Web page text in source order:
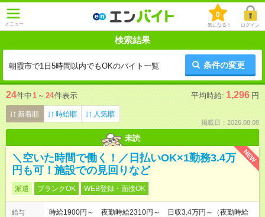
メニュー
0
気になる！ ログイン
検索結果
朝霞市で1日5時間以内でもOKのバイト一覧 条件の変更
24件中1 ～ 24件表示 平均時給: 1,296 円
新着順 時給順 人気順
掲載日：2026.08.08
未読
NEW
＼空いた時間で働く！／日払いOK×1勤務3.4万
円も可！施設での見回りなど
派遣 ブランクOK WEB登録・面接OK
給与
時給1900円～ 夜勤時給2310円～ 日収3.4万円～（夜勤時給